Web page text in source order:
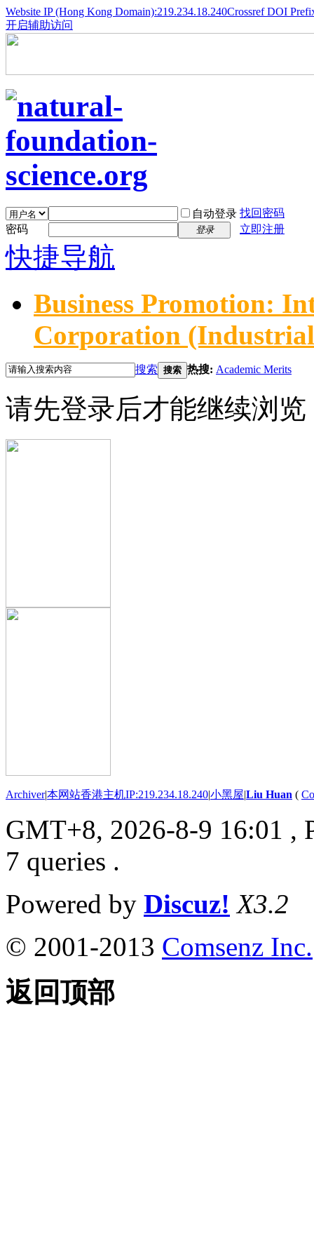
Website IP (Hong Kong Domain):219.234.18.240Crossref DOI
开启辅助访问
自动登录 找回密码
密码
登录 立即注册
快捷导航
Business Promotion:
Corporation
搜索 搜索 热搜: Academic Merits
请先登录后才能继续浏览
Archiver|本网站香港主机IP:219.234.18.240|小黑屋|Liu Huan (
GMT+8, 2026-8-9 16:01 ,
7 queries .
Powered by Discuz! X3.2
© 2001-2013 Comsenz Inc.
返回顶部